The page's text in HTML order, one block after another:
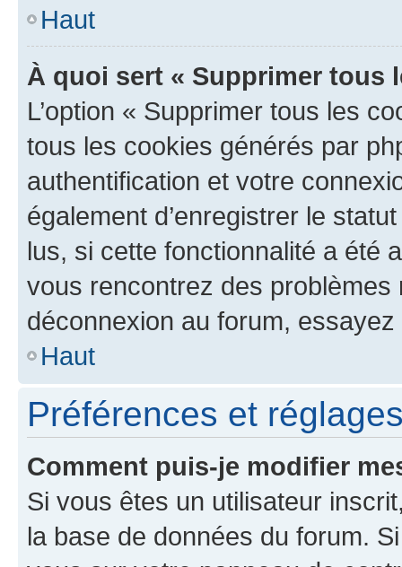
Haut
À quoi sert « Supprimer tous
L’option « Supprimer tous les
tous les cookies générés par
authentification et votre
également d’enregistrer le
lus, si cette fonctionnalité a été
vous rencontrez des
déconnexion au forum,
Haut
Préférences et
Comment puis-je modifier
Si vous êtes un utilisateur
la base de données du forum.